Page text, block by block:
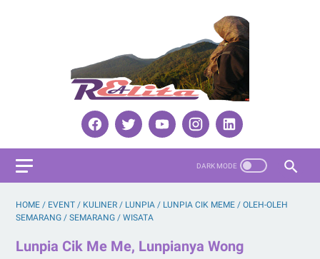
HOME / EVENT / KULINER / LUNPIA / LUNPIA CIK MEME / OLEH-OLEH
SEMARANG / SEMARANG / WISATA
Lunpia Cik Me Me, Lunpianya Wong